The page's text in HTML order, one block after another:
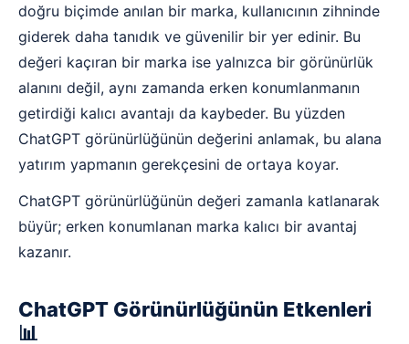
doğru biçimde anılan bir marka, kullanıcının zihninde
giderek daha tanıdık ve güvenilir bir yer edinir. Bu
değeri kaçıran bir marka ise yalnızca bir görünürlük
alanını değil, aynı zamanda erken konumlanmanın
getirdiği kalıcı avantajı da kaybeder. Bu yüzden
ChatGPT görünürlüğünün değerini anlamak, bu alana
yatırım yapmanın gerekçesini de ortaya koyar.
ChatGPT görünürlüğünün değeri zamanla katlanarak
büyür; erken konumlanan marka kalıcı bir avantaj
kazanır.
ChatGPT Görünürlüğünün Etkenleri
📊